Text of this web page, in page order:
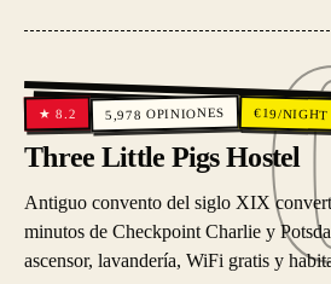
★8.2 5,978 OPINIONES €19/NIGHT
Three Little Pigs Hostel
Antiguo convento del siglo XIX
minutos de Checkpoint Charlie y
ascensor, lavandería, WiFi gratis y